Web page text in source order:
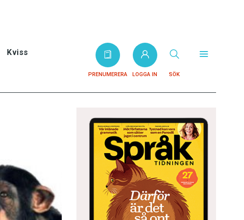
Kviss
PRENUMERERA LOGGA IN SÖK